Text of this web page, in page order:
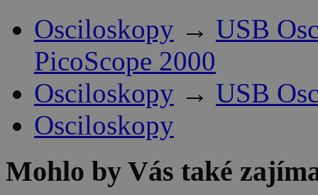
Osciloskopy → USB
PicoScope 2000
Osciloskopy → USB
Osciloskopy
Mohlo by Vás také